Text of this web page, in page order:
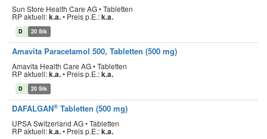
Sun Store Health Care AG • Tabletten
RP aktuell:k.a.• Preis p.E.:k.a.
D 20 Stk
Amavita Paracetamol 500, Tabletten (500 mg)
Amavita Health Care AG • Tabletten
RP aktuell:k.a.• Preis p.E.:k.a.
D 20 Stk
DAFALGAN® Tabletten (500 mg)
UPSA Switzerland AG • Tabletten
RP aktuell:k.a.• Preis p.E.:k.a.